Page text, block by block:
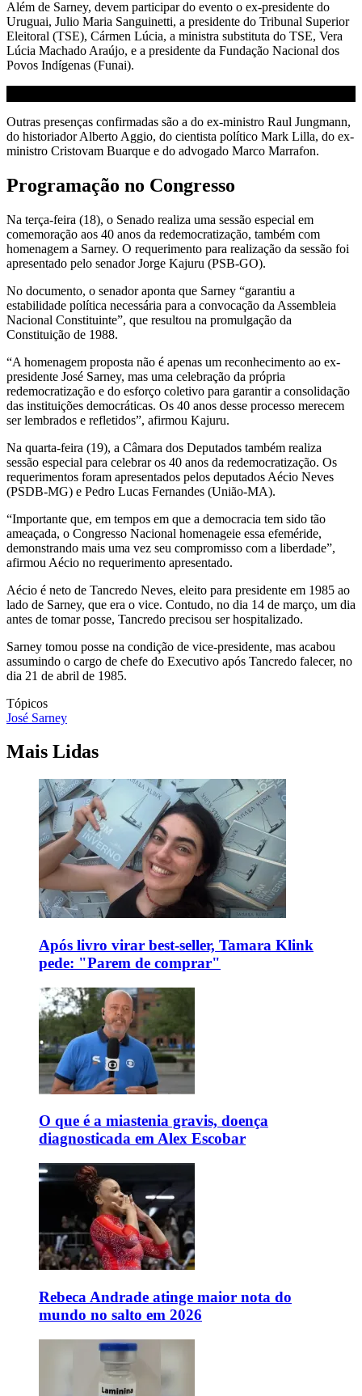
Além de Sarney, devem participar do evento o ex-presidente do
Uruguai, Julio Maria Sanguinetti, a presidente do Tribunal Superior
Eleitoral (TSE), Cármen Lúcia, a ministra substituta do TSE, Vera
Lúcia Machado Araújo, e a presidente da Fundação Nacional dos
Povos Indígenas (Funai).
Outras presenças confirmadas são a do ex-ministro Raul Jungmann,
do historiador Alberto Aggio, do cientista político Mark Lilla, do ex-
ministro Cristovam Buarque e do advogado Marco Marrafon.
Programação no Congresso
Na terça-feira (18), o Senado realiza uma sessão especial em
comemoração aos 40 anos da redemocratização, também com
homenagem a Sarney. O requerimento para realização da sessão foi
apresentado pelo senador Jorge Kajuru (PSB-GO).
No documento, o senador aponta que Sarney “garantiu a
estabilidade política necessária para a convocação da Assembleia
Nacional Constituinte”, que resultou na promulgação da
Constituição de 1988.
“A homenagem proposta não é apenas um reconhecimento ao ex-
presidente José Sarney, mas uma celebração da própria
redemocratização e do esforço coletivo para garantir a consolidação
das instituições democráticas. Os 40 anos desse processo merecem
ser lembrados e refletidos”, afirmou Kajuru.
Na quarta-feira (19), a Câmara dos Deputados também realiza
sessão especial para celebrar os 40 anos da redemocratização. Os
requerimentos foram apresentados pelos deputados Aécio Neves
(PSDB-MG) e Pedro Lucas Fernandes (União-MA).
“Importante que, em tempos em que a democracia tem sido tão
ameaçada, o Congresso Nacional homenageie essa efeméride,
demonstrando mais uma vez seu compromisso com a liberdade”,
afirmou Aécio no requerimento apresentado.
Aécio é neto de Tancredo Neves, eleito para presidente em 1985 ao
lado de Sarney, que era o vice. Contudo, no dia 14 de março, um dia
antes de tomar posse, Tancredo precisou ser hospitalizado.
Sarney tomou posse na condição de vice-presidente, mas acabou
assumindo o cargo de chefe do Executivo após Tancredo falecer, no
dia 21 de abril de 1985.
Tópicos
José Sarney
Mais Lidas
Após livro virar best-seller, Tamara Klink
pede: "Parem de comprar"
O que é a miastenia gravis, doença
diagnosticada em Alex Escobar
Rebeca Andrade atinge maior nota do
mundo no salto em 2026